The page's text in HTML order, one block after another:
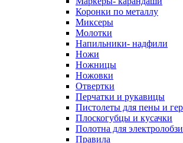
Коронки по металлу
Миксеры
Молотки
Напильники- надфили
Ножи
Ножницы
Ножовки
Отвертки
Перчатки и рукавицы
Пистолеты для пены и
Плоскогубцы и кусачки
Полотна для
Правила